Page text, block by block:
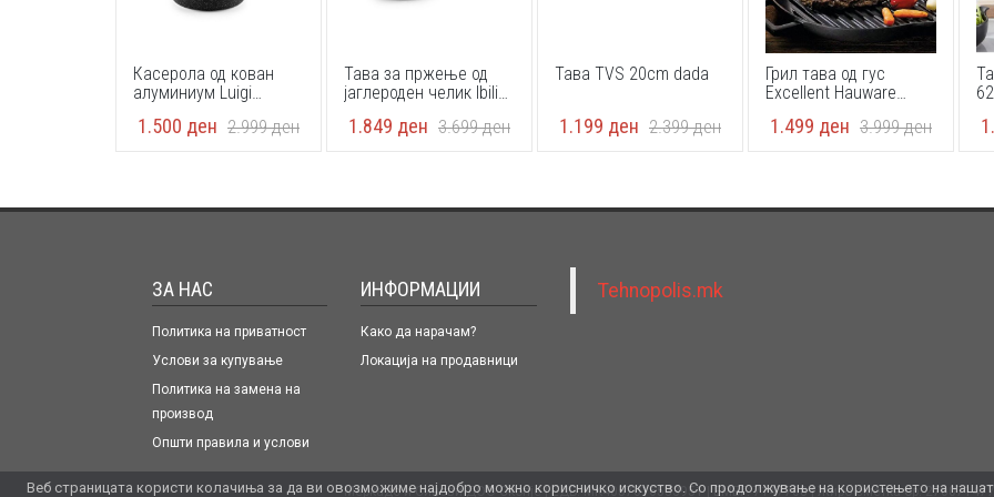
Касерола од кован
алуминиум Luigi
1680 16x8cm
1.500 ден 2.999ден
Тава за пржење од
јаглероден челик Ibili
1.849 ден 3.699ден
Тава TVS 20cm dada
1.199 ден 2.399ден
Грил тава од гус
Excellent Hauware
1.499 ден 3.999ден
ЗА НАС
Политика на приватност
Услови за купување
Политика на замена на
производ
Општи правила и услови
ИНФОРМАЦИИ
Како да нарачам?
Локација на продавници
Tehnopolis.mk
Меркадо и Синови ДОО Скопје ЕДБ: MK4057016533951 ЕМБГ: 7147708 Жиро сметка бр.
Веб страницата користи колачиња за да ви овозможиме најдобро можно корисничко искуство. Со продолжување на користењето на